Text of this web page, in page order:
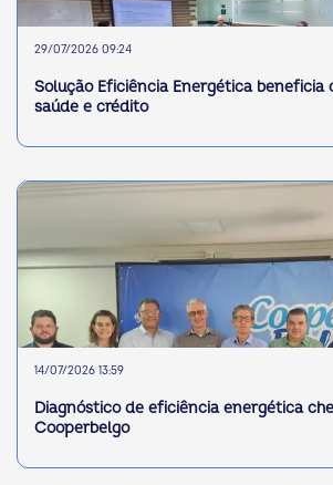
29/07/2026 09:24
Solução Eficiência Energética beneficia
saúde e crédito
14/07/2026 13:59
Diagnóstico de eficiência energética
Cooperbelgo